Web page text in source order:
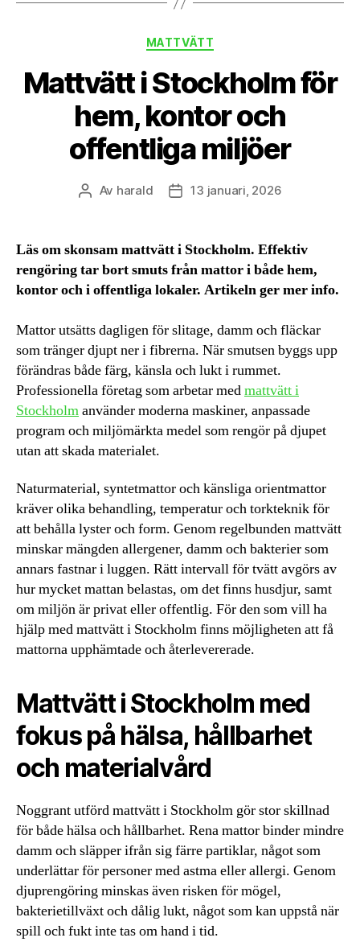
Kategorier
MATTVÄTT
Mattvätt i Stockholm för
hem, kontor och
offentliga miljöer
Inläggsförfattare
Av harald Inläggsdatum
13 januari, 2026
Läs om skonsam mattvätt i Stockholm. Effektiv
rengöring tar bort smuts från mattor i både hem,
kontor och i offentliga lokaler. Artikeln ger mer info.
Mattor utsätts dagligen för slitage, damm och fläckar
som tränger djupt ner i fibrerna. När smutsen byggs upp
förändras både färg, känsla och lukt i rummet.
Professionella företag som arbetar medmattvätt i
Stockholmanvänder moderna maskiner, anpassade
program och miljömärkta medel som rengör på djupet
utan att skada materialet.
Naturmaterial, syntetmattor och känsliga orientmattor
kräver olika behandling, temperatur och torkteknik för
att behålla lyster och form. Genom regelbunden mattvätt
minskar mängden allergener, damm och bakterier som
annars fastnar i luggen. Rätt intervall för tvätt avgörs av
hur mycket mattan belastas, om det finns husdjur, samt
om miljön är privat eller offentlig. För den som vill ha
hjälp med mattvätt i Stockholm finns möjligheten att få
mattorna upphämtade och återlevererade.
Mattvätt i Stockholm med
fokus på hälsa, hållbarhet
och materialvård
Noggrant utförd mattvätt i Stockholm gör stor skillnad
för både hälsa och hållbarhet. Rena mattor binder mindre
damm och släpper ifrån sig färre partiklar, något som
underlättar för personer med astma eller allergi. Genom
djuprengöring minskas även risken för mögel,
bakterietillväxt och dålig lukt, något som kan uppstå när
spill och fukt inte tas om hand i tid.